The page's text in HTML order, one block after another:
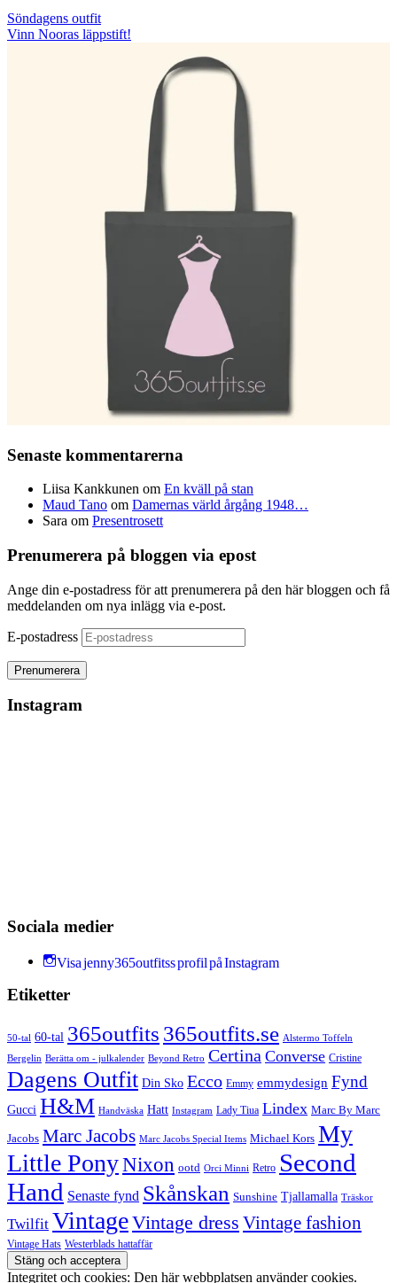
Söndagens outfit
Vinn Nooras läppstift!
Senaste kommentarerna
Liisa Kankkunen om En kväll på stan
Maud Tano om Damernas värld årgång 1948…
Sara om Presentrosett
Prenumerera på bloggen via epost
Ange din e-postadress för att prenumerera på den här bloggen och få
meddelanden om nya inlägg via e-post.
E-postadress
Instagram
Sociala medier
Visa jenny365outfitss profil på Instagram
Etiketter
50-tal 60-tal 365outfits 365outfits.se Alstermo Toffeln
Bergelin Berätta om - julkalender Beyond Retro Certina Converse Cristine
Dagens Outfit Din Sko Ecco Emmy emmydesign Fynd
Gucci H&M Handväska Hatt Instagram Lady Tiua Lindex Marc By Marc
Jacobs Marc Jacobs Marc Jacobs Special Items Michael Kors My
Little PonyNixon ootd Orci Minni Retro Second
Hand Senaste fynd Skånskan Sunshine Tjallamalla Träskor
Twilfit VintageVintage dress Vintage fashion
Vintage Hats Westerblads hattaffär
Integritet och cookies: Den här webbplatsen använder cookies.